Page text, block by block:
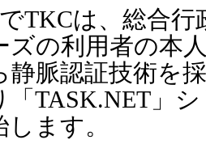
TKCは、総合行
ズの利用者の本
静脈認証技術を
「TASK.NET」
ます。